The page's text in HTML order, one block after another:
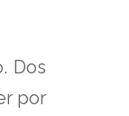
Dos
por